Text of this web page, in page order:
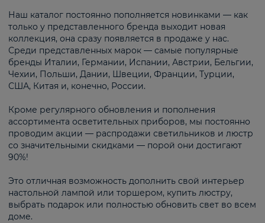
Наш каталог постоянно пополняется новинками — как
только у представленного бренда выходит новая
коллекция, она сразу появляется в продаже у нас.
Среди представленных марок — самые популярные
бренды Италии, Германии, Испании, Австрии, Бельгии,
Чехии, Польши, Дании, Швеции, Франции, Турции,
США, Китая и, конечно, России.
Кроме регулярного обновления и пополнения
ассортимента осветительных приборов, мы постоянно
проводим акции — распродажи светильников и люстр
со значительными скидками — порой они достигают
90%!
Это отличная возможность дополнить свой интерьер
настольной лампой или торшером, купить люстру,
выбрать подарок или полностью обновить свет во всем
доме.